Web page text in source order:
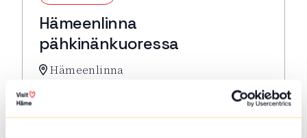
Hämeenlinna
pähkinänkuoressa
Hämeenlinna
Hämeenlinna pähkinänkuoressa -kompakti
kävelykierros. Lähtö: Toripuistosta kirkon